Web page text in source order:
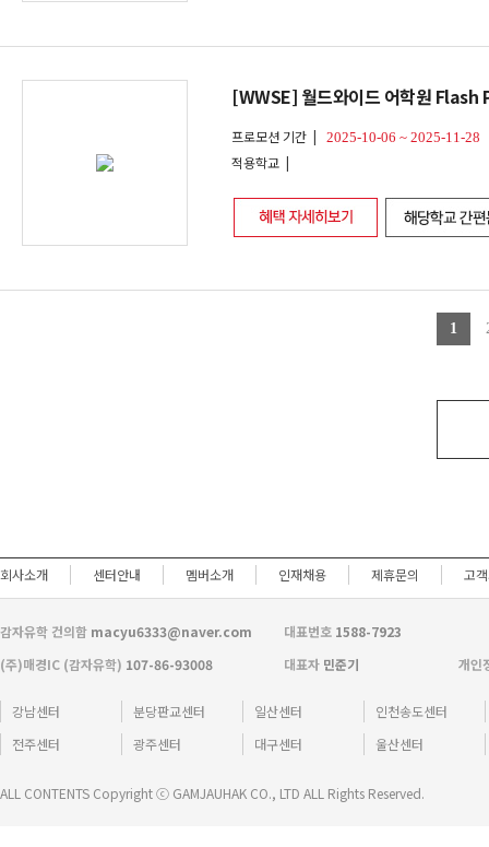
[WWSE] 월드와이드 어학원
프로모션 기간 | 2025-10-06 ~ 2025-11-28
적용학교 |
1
회사소개 센터안내 멤버소개 인재채용 제휴문의 고
감자유학 건의함 macyu6333@naver.com 대표번호 1588-7923
(주)매경IC (감자유학) 107-86-93008 대표자 민준기 개인
강남센터 분당판교센터 일산센터
인천송도센터
전주센터
광주센터 대구센터 울산센터
ALL CONTENTS Copyright ⓒ GAMJAUHAK CO., LTD ALL Rights Reserved.